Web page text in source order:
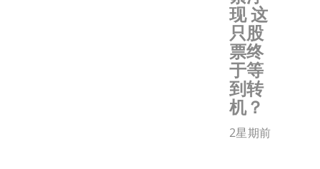
现 这
只股
票终
于等
到转
机？
2星期前